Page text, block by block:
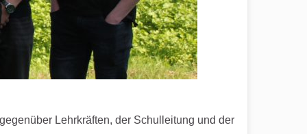
Lehrkräften, der Schulleitung und der